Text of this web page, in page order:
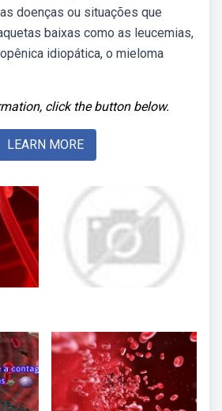
doenças ou situações que
baixas como as leucemias,
idiopática, o mieloma
click the button below.
LEARN MORE